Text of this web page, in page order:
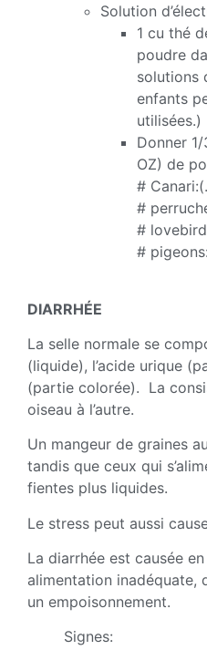
Solution
1 cu thé
poudre
solutions
enfants
utilisées.)
Donner
OZ) de
#
#
#
#
DIARRHÉE
La selle normale se
(liquide), l’acide urique
(partie colorée). La
oiseau à l’autre.
Un mangeur de graines
tandis que ceux qui
fientes plus liquides.
Le stress peut aussi
La diarrhée est causée
alimentation inadéquate,
un empoisonnement.
Signes: